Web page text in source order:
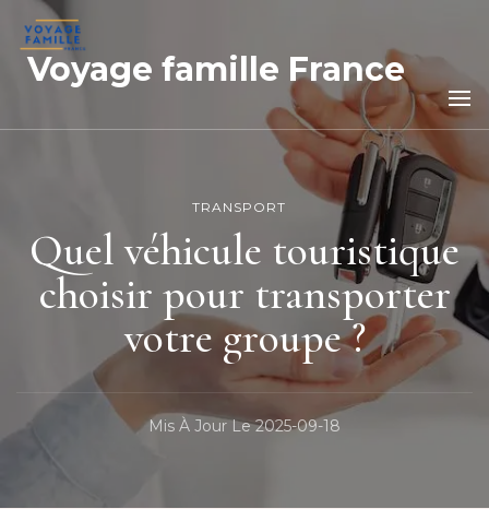
Voyage famille France
TRANSPORT
Quel véhicule touristique
choisir pour transporter
votre groupe ?
Mis À Jour Le2025-09-18